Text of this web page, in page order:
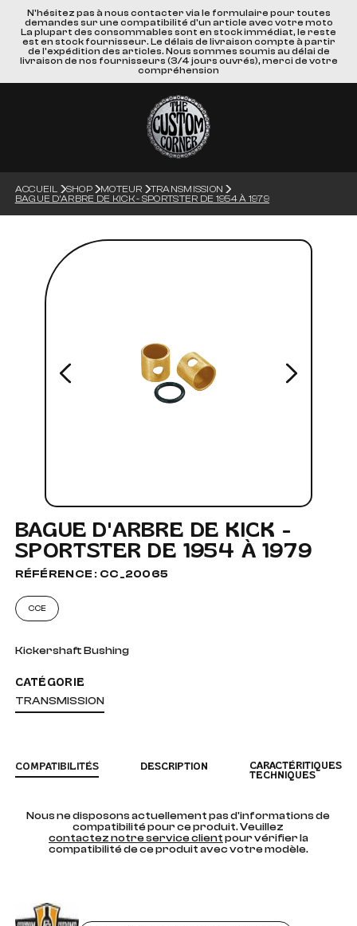
N'hésitez pas à nous contacter via le formulaire pour toutes
demandes sur une compatibilité d'un article avec votre moto
La plupart des consommables sont en stock immédiat, le reste
est en stock fournisseur. Le délais de livraison compte à partir
de l'expédition des articles. Nous sommes soumis au délai de
livraison de nos fournisseurs (3/4 jours ouvrés), merci de votre
compréhension
ACCUEIL SHOP MOTEUR
TRANSMISSION
BAGUE D'ARBRE DE KICK - SPORTSTER DE 1954 À 1979
BAGUE D'ARBRE DE KICK -
SPORTSTER DE 1954 À 1979
RÉFÉRENCE : CC_20065
CCE
Kickershaft Bushing
CATÉGORIE
TRANSMISSION
COMPATIBILITÉS DESCRIPTION
CARACTÉRITIQUES
TECHNIQUES
Nous ne disposons actuellement pas d'informations de
compatibilité pour ce produit. Veuillez
contactez notre service clientpour vérifier la
compatibilité de ce produit avec votre modèle.